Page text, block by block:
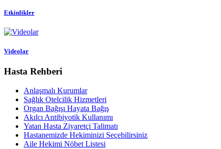
Etkinlikler
Videolar
Hasta Rehberi
Anlaşmalı Kurumlar
Sağlık Otelcilik Hizmetleri
Organ Bağışı Hayata Bağış
Akılcı Antibiyotik Kullanımı
Yatan Hasta Ziyaretçi Talimatı
Hastanemizde Hekiminizi Seçebilirsiniz
Aile Hekimi Nöbet Listesi